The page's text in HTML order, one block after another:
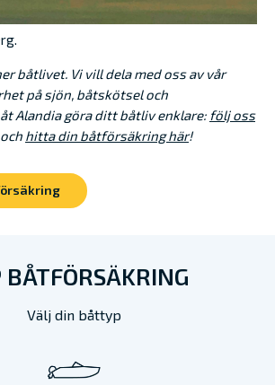
båtlivet. Vi vill dela med oss av vår
på sjön, båtskötsel och
Alandia göra ditt båtliv enklare: följ oss
hitta din båtförsäkring här!
BÅTFÖRSÄKRING
Välj din båttyp